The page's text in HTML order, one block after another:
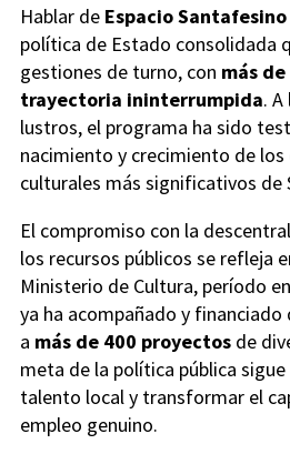
Hablar de Espacio Santafesino
política de Estado consolidada
gestiones de turno, con más
trayectoria ininterrumpida.
lustros, el programa ha sido
nacimiento y crecimiento de
culturales más significativos de
El compromiso con la
los recursos públicos se refleja
Ministerio de Cultura, período
ya ha acompañado y
a más de 400 proyectos de
meta de la política pública
talento local y transformar el
empleo genuino.